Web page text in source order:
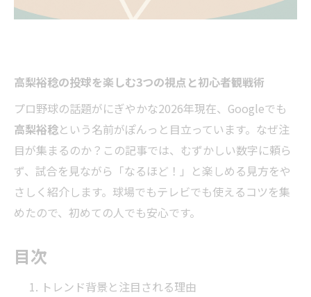
高梨裕稔の投球を楽しむ3つの視点と初心者観戦術
プロ野球の話題がにぎやかな2026年現在、Googleでも
高梨裕稔という名前がぽんっと目立っています。なぜ注
目が集まるのか？この記事では、むずかしい数字に頼ら
ず、試合を見ながら「なるほど！」と楽しめる見方をや
さしく紹介します。球場でもテレビでも使えるコツを集
めたので、初めての人でも安心です。
目次
トレンド背景と注目される理由